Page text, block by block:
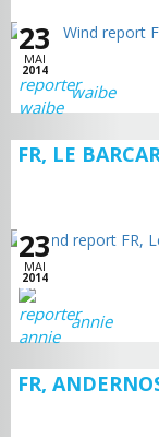
23
MAI
2014
waibe
FR, LE
23
MAI
2014
annie
FR,